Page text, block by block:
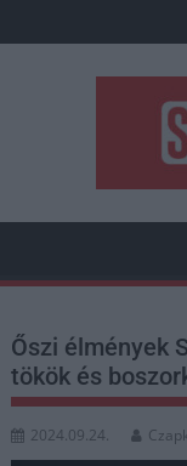
to
Őszi élmények
tökök és
2024.09.24.